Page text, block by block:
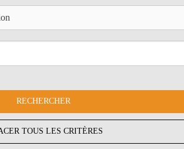
TOUS LES CRITÈRES